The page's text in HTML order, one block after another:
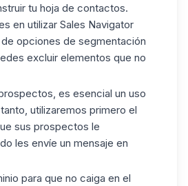
tu hoja de contactos.
en utilizar Sales Navigator
opciones de segmentación
excluir elementos que no
es esencial un uso
utilizaremos primero el
sus prospectos le
les envíe un mensaje en
para que no caiga en el